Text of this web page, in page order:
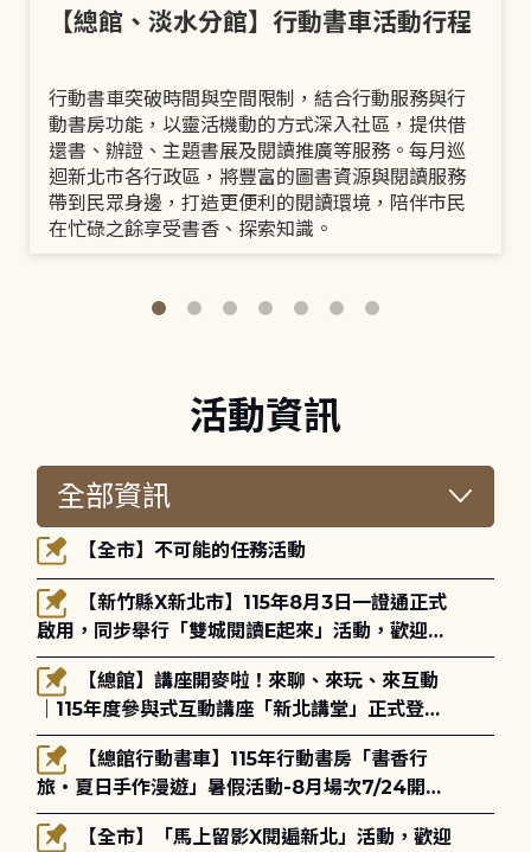
【總館、淡水分館】行動書車活動行程
行動書車突破時間與空間限制，結合行動服務與行
動書房功能，以靈活機動的方式深入社區，提供借
還書、辦證、主題書展及閱讀推廣等服務。每月巡
迴新北市各行政區，將豐富的圖書資源與閱讀服務
帶到民眾身邊，打造更便利的閱讀環境，陪伴市民
在忙碌之餘享受書香、探索知識。
活動資訊
【全市】不可能的任務活動
啟用，同步舉行「雙城閱讀E起來」活動，歡迎踴
躍參加(115年8月3日至10月4日)。
｜115年度參與式互動講座「新北講堂」正式登
場！
旅・夏日手作漫遊」暑假活動-8月場次7/24開始
報名